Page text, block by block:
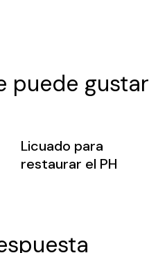
puede gustar
Licuado para
restaurar el PH